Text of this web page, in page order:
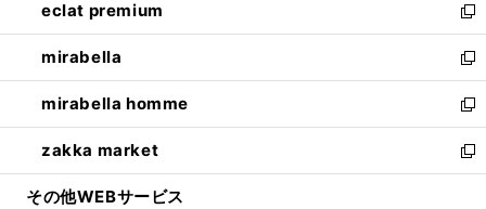
く
で
開
く
ド
ウ
で
開
く
ィ
ン
ド
ウ
で
開
く
い
ウ
ィ
ン
ド
ウ
で
開
eclat premium
新
し
い
ウ
ィ
ン
ド
ウ
mirabella
新
し
い
ウ
ィ
ン
mirabella homme
新
し
い
ウ
zakka market
新
し
その他WEBサービス